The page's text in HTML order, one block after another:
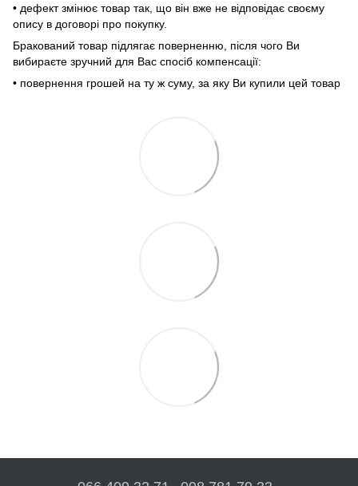
• дефект змінює товар так, що він вже не відповідає своєму
опису в договорі про покупку.
Бракований товар підлягає поверненню, після чого Ви
вибираєте зручний для Вас спосіб компенсації:
• повернення грошей на ту ж суму, за яку Ви купили цей товар